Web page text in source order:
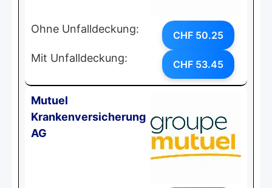
Ohne Unfalldeckung: CHF 50.25
Mit Unfalldeckung: CHF 53.45
Mutuel
Krankenversicherung
AG